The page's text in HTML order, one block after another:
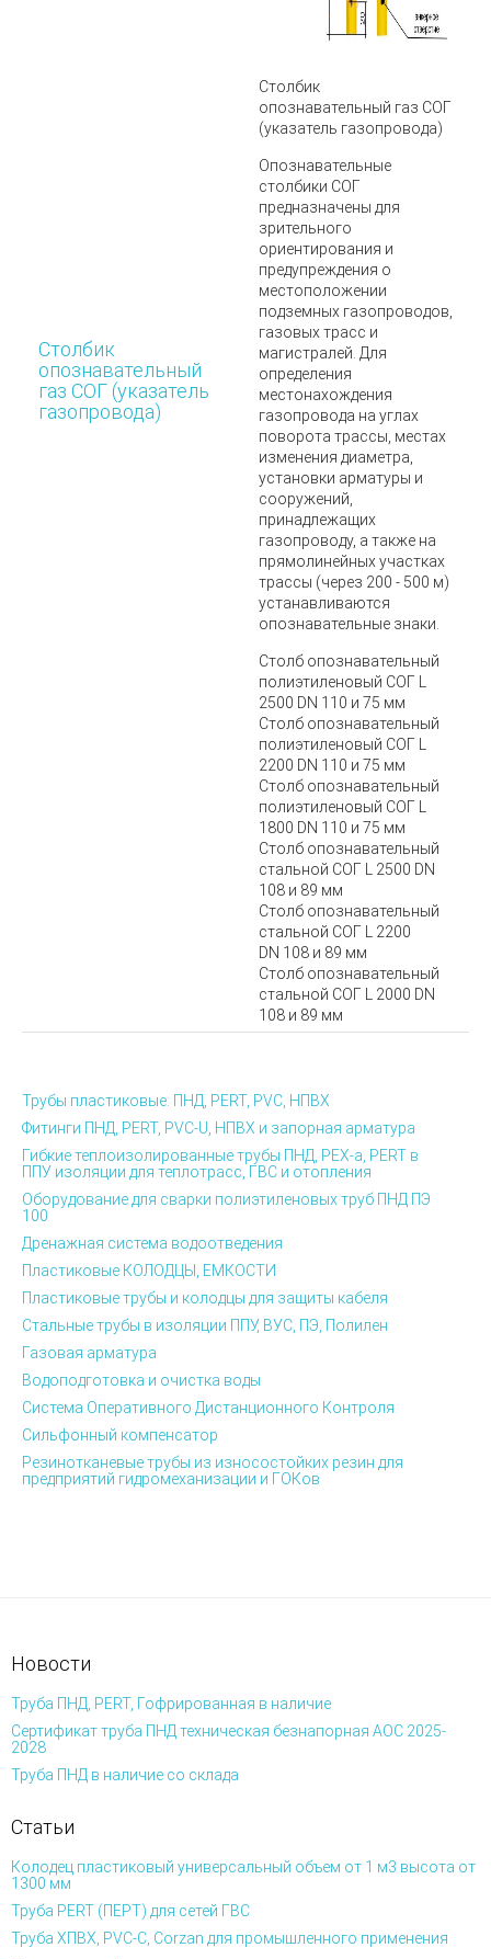
Столбик
опознавательный
газ СОГ (указатель
газопровода)
Столбик
опознавательный газ СОГ
(указатель газопровода)
Опознавательные
столбики СОГ
предназначены для
зрительного
ориентирования и
предупреждения о
местоположении
подземных газопроводов,
газовых трасс и
магистралей. Для
определения
местонахождения
газопровода на углах
поворота трассы, местах
изменения диаметра,
установки арматуры и
сооружений,
принадлежащих
газопроводу, а также на
прямолинейных участках
трассы (через 200 - 500 м)
устанавливаются
опознавательные знаки.
Cтолб опознавательный
полиэтиленовый СОГ L
2500 DN 110 и 75 мм
Cтолб опознавательный
полиэтиленовый СОГ L
2200 DN 110 и 75 мм
Cтолб опознавательный
полиэтиленовый СОГ L
1800 DN 110 и 75 мм
Cтолб опознавательный
стальной СОГ L 2500 DN
108 и 89 мм
Cтолб опознавательный
стальной СОГ L 2200
DN 108 и 89 мм
Cтолб опознавательный
стальной СОГ L 2000 DN
108 и 89 мм
Трубы пластиковые: ПНД, PERT, PVC, НПВХ
Фитинги ПНД, PERT, PVC-U, НПВХ и запорная арматура
Гибкие теплоизолированные трубы ПНД, PEX-а, PERT в
ППУ изоляции для теплотрасс, ГВС и отопления
Оборудование для сварки полиэтиленовых труб ПНД ПЭ
100
Дренажная система водоотведения
Пластиковые КОЛОДЦЫ, ЕМКОСТИ
Пластиковые трубы и колодцы для защиты кабеля
Стальные трубы в изоляции ППУ, ВУС, ПЭ, Полилен
Газовая арматура
Водоподготовка и очистка воды
Система Оперативного Дистанционного Контроля
Сильфонный компенсатор
Резинотканевые трубы из износостойких резин для
предприятий гидромеханизации и ГОКов
Новости
Труба ПНД, PERT, Гофрированная в наличие
Сертификат труба ПНД техническая безнапорная АОС 2025-
2028
Труба ПНД в наличие со склада
Статьи
Колодец пластиковый универсальный объем от 1 м3 высота от
1300 мм
Труба PERT (ПЕРТ) для сетей ГВС
Труба ХПВХ, PVC-C, Corzan для промышленного применения